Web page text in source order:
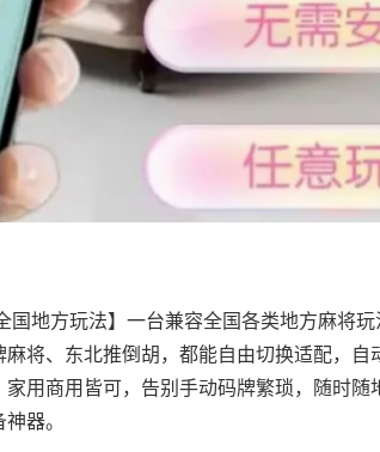
国地方玩法】一台兼容全国各类地方麻将
将、东北推倒胡，都能自由切换适配，自
用商用皆可，告别手动码牌繁琐，随时随
器。